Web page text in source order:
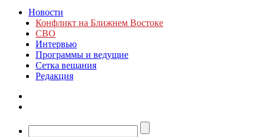
Новости
Конфликт на Ближнем Востоке
СВО
Интервью
Программы и ведущие
Сетка вещания
Редакция